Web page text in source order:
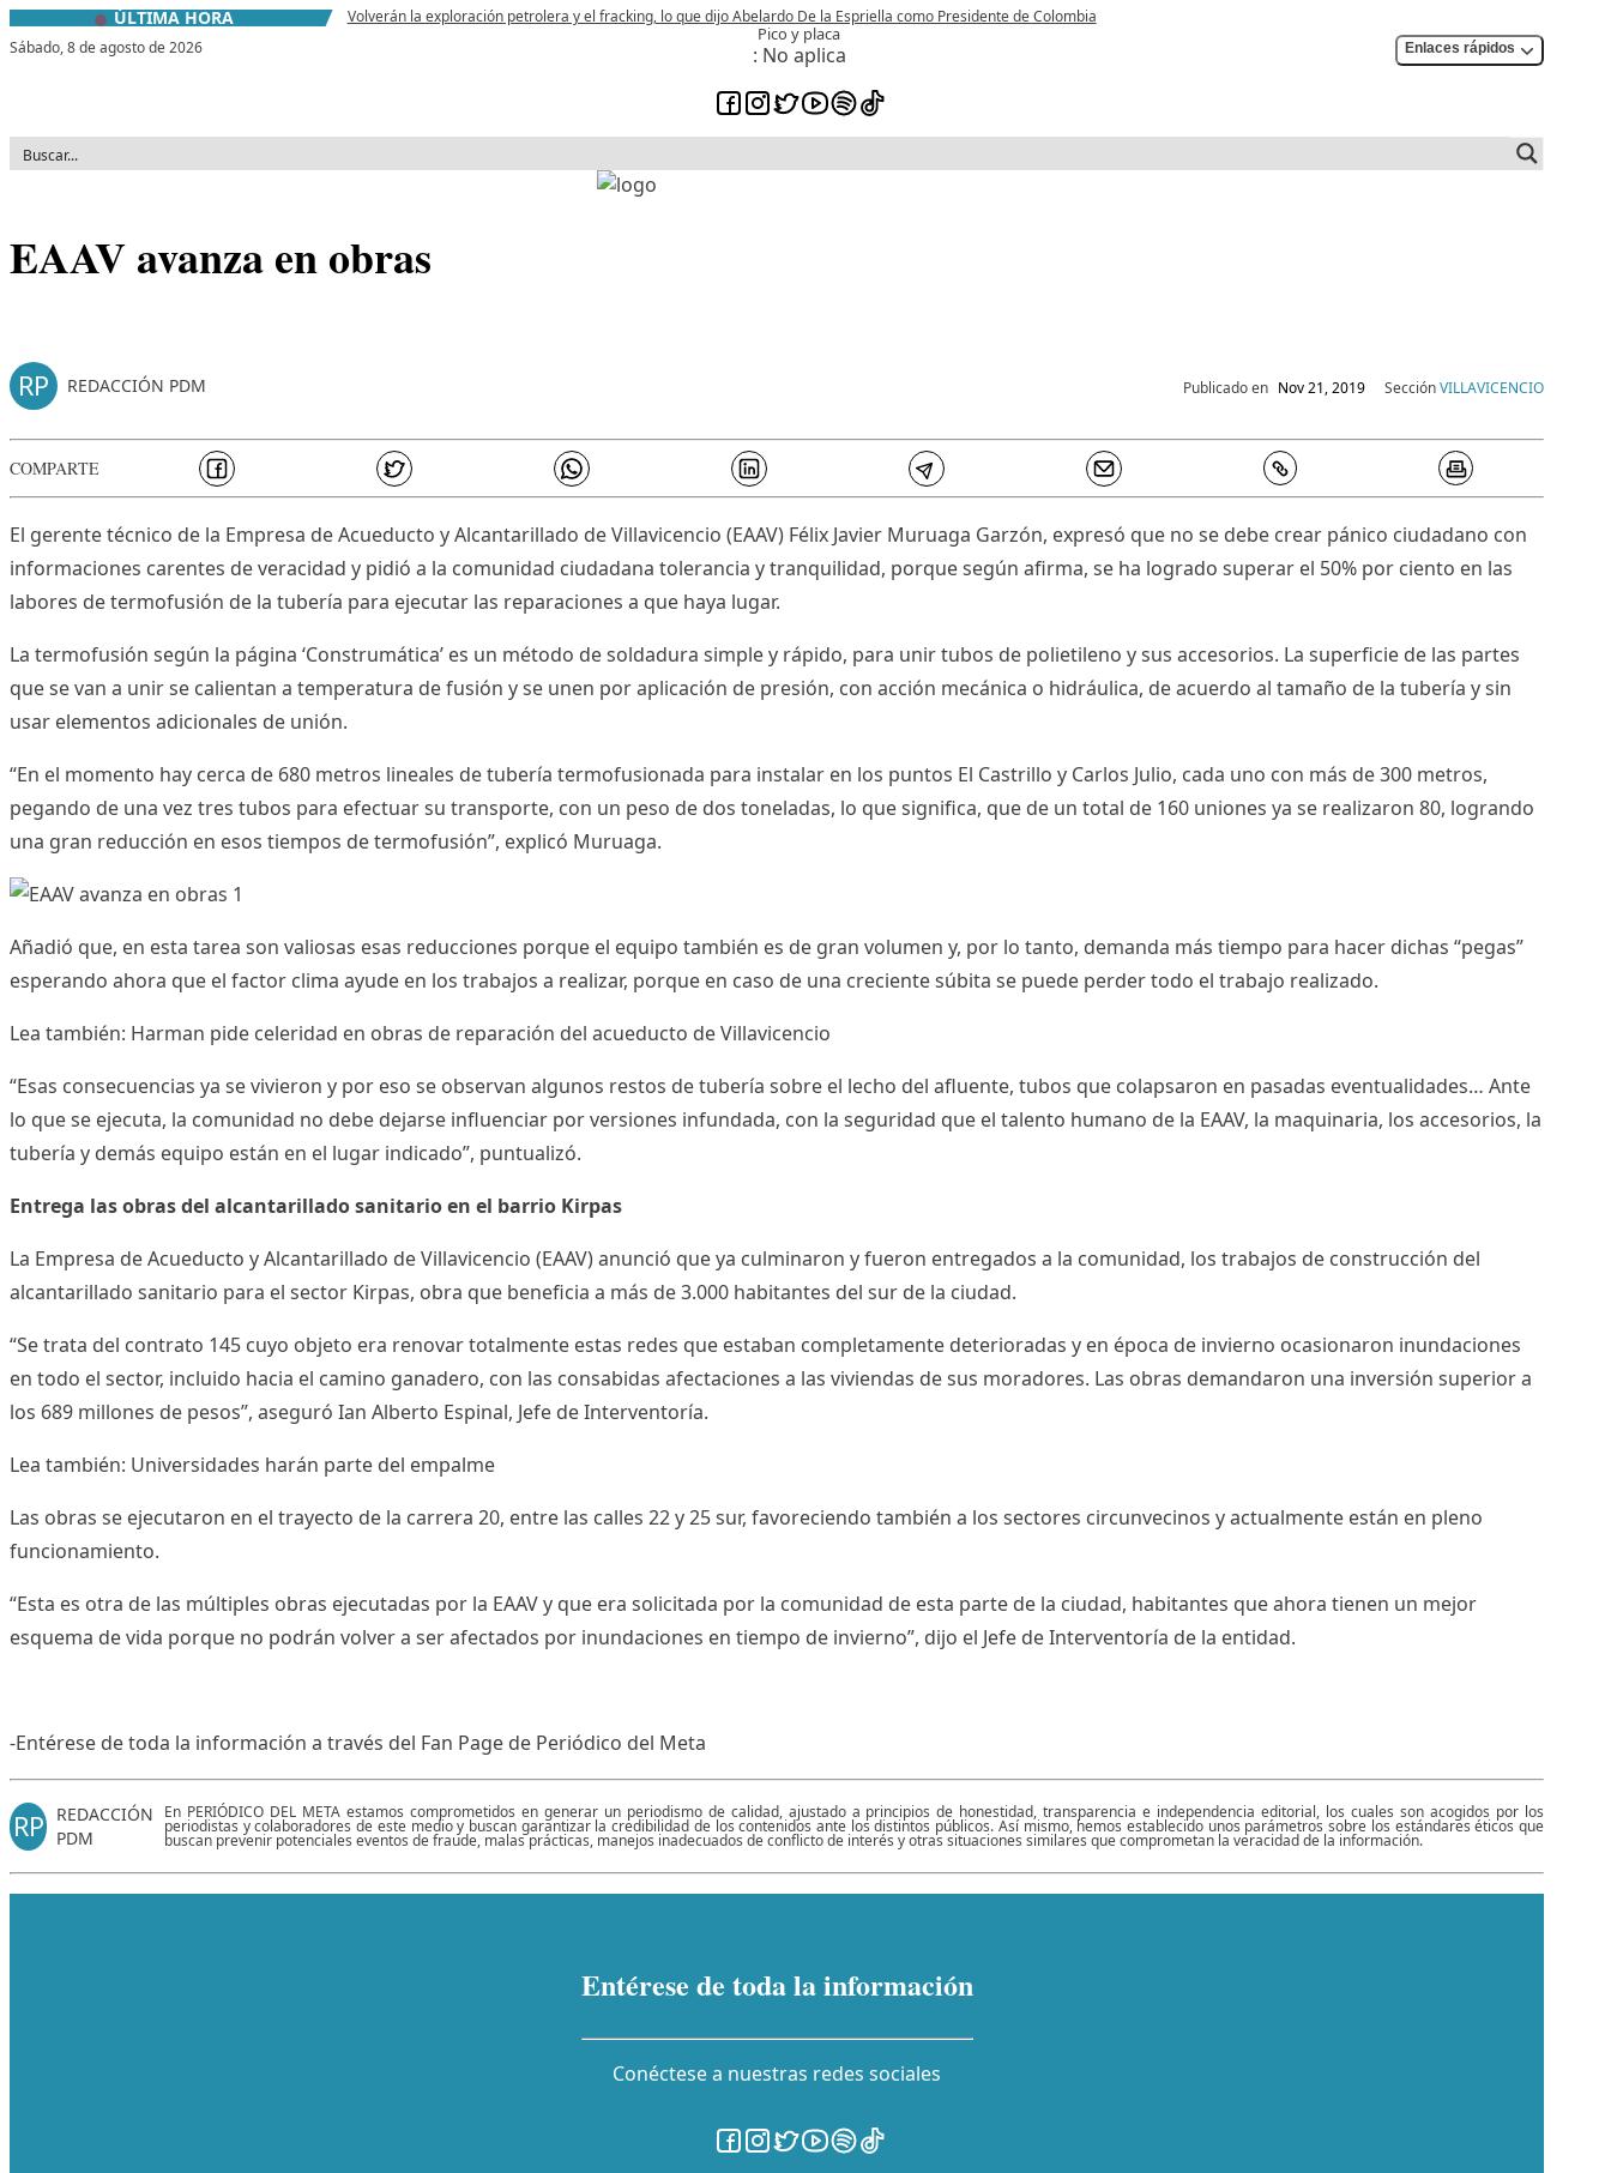
Skip to contentÚLTIMA HORA
Volverán la exploración petrolera y el fracking, lo que dijo Abelardo De la Espriella como Presidente de Colombia
Sábado,8 de agosto de 2026
Pico y placa
: No aplica Enlaces rápidos
EAAV avanza en obras
RP REDACCIÓN PDM Publicado en Nov 21, 2019 SecciónVILLAVICENCIO
COMPARTE
El gerente técnico de la Empresa de Acueducto y Alcantarillado de Villavicencio (EAAV) Félix Javier Muruaga Garzón, expresó que no se debe crear pánico ciudadano con
informaciones carentes de veracidad y pidió a la comunidad ciudadana tolerancia y tranquilidad, porque según afirma, se ha logrado superar el 50% por ciento en las
labores de termofusión de la tubería para ejecutar las reparaciones a que haya lugar.
La termofusión según la página ‘Construmática’ es un método desoldadura simple y rápido, para unir tubos de polietileno y sus accesorios. La superficie de las partes
que se van a unir se calientan a temperatura de fusión y se unen por aplicación de presión, con acción mecánica o hidráulica, de acuerdo al tamaño de la tubería y sin
usar elementos adicionales de unión.
“En el momento hay cerca de 680 metros lineales de tubería termofusionada para instalar en los puntos El Castrillo y Carlos Julio, cada uno con más de 300 metros,
pegando de una vez tres tubos para efectuar su transporte, con un peso de dos toneladas, lo que significa, que de un total de 160 uniones ya se realizaron 80, logrando
una gran reducción en esos tiempos de termofusión”, explicó Muruaga.
Añadió que, en esta tarea son valiosas esas reducciones porque el equipo también es de gran volumen y, por lo tanto, demanda más tiempo para hacer dichas “pegas”
esperando ahora que el factor clima ayude en los trabajos a realizar, porque en caso de una creciente súbita se puede perder todo el trabajo realizado.
Lea también: Harman pide celeridad en obras de reparación del acueducto de Villavicencio
“Esas consecuencias ya se vivieron y por eso se observan algunos restos de tubería sobre el lecho del afluente, tubos que colapsaron en pasadas eventualidades… Ante
lo que se ejecuta, la comunidad no debe dejarse influenciar por versiones infundada, con la seguridad que el talento humano de la EAAV, la maquinaria, los accesorios, la
tubería y demás equipo están en el lugar indicado”, puntualizó.
Entrega las obras del alcantarillado sanitario en el barrio Kirpas
La Empresa de Acueducto y Alcantarillado de Villavicencio (EAAV) anunció que ya culminaron y fueron entregados a la comunidad, los trabajos de construcción del
alcantarillado sanitario para el sector Kirpas, obra que beneficia a más de 3.000 habitantes del sur de la ciudad.
“Se trata del contrato 145 cuyo objeto era renovar totalmente estas redes que estaban completamente deterioradas y en época de invierno ocasionaron inundaciones
en todo el sector, incluido hacia el camino ganadero, con las consabidas afectaciones a las viviendas de sus moradores. Las obras demandaron una inversión superior a
los 689 millones de pesos”, aseguró Ian Alberto Espinal, Jefe de Interventoría.
Lea también: Universidades harán parte del empalme
Las obras se ejecutaron en el trayecto de la carrera 20, entre las calles 22 y 25 sur, favoreciendo también a los sectores circunvecinos y actualmente están en pleno
funcionamiento.
“Esta es otra de las múltiples obras ejecutadas por la EAAV y que era solicitada por la comunidad de esta parte de la ciudad, habitantes que ahora tienen un mejor
esquema de vida porque no podrán volver a ser afectados por inundaciones en tiempo de invierno”, dijo el Jefe de Interventoría de la entidad.
-Entérese de toda la información a través del Fan Page de Periódico del Meta
RP
REDACCIÓN
PDM
En PERIÓDICO DEL META estamos comprometidos en generar un periodismo de calidad, ajustado a principios de honestidad, transparencia e independencia editorial, los cuales son acogidos por los
periodistas y colaboradores de este medio y buscan garantizar la credibilidad de los contenidos ante los distintos públicos. Así mismo, hemos establecido unos parámetros sobre los estándares éticos que
buscan prevenir potenciales eventos de fraude, malas prácticas, manejos inadecuados de conflicto de interés y otras situaciones similares que comprometan la veracidad de la información.
Entérese de toda la información
Conéctese a nuestras redes sociales